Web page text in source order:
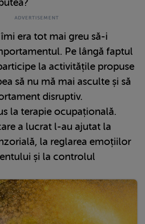
era tot mai greu să-i
Pe lângă faptul
la activitățile propuse
să nu mă mai asculte și să
disruptiv.
la terapie ocupațională.
a lucrat l-au ajutat la
la reglarea emoțiilor
și la controlul